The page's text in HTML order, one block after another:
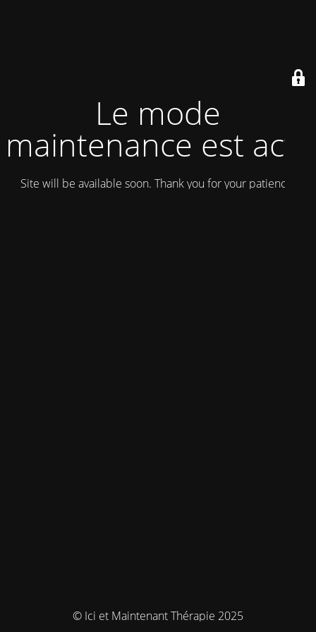
Le mode
maintenance est actif
Site will be available soon. Thank you for your patience!
© Ici et Maintenant Thérapie 2025